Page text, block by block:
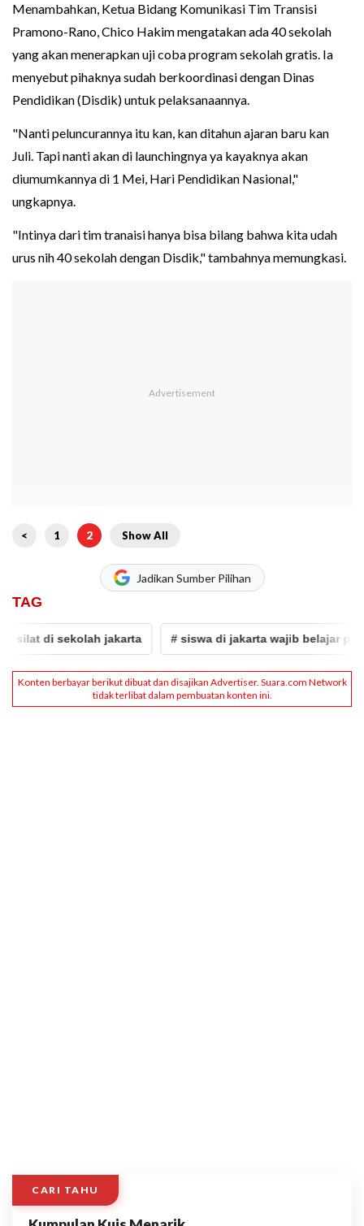
Menambahkan, Ketua Bidang Komunikasi Tim Transisi
Pramono-Rano, Chico Hakim mengatakan ada 40 sekolah
yang akan menerapkan uji coba program sekolah gratis. Ia
menyebut pihaknya sudah berkoordinasi dengan Dinas
Pendidikan (Disdik) untuk pelaksanaannya.
"Nanti peluncurannya itu kan, kan ditahun ajaran baru kan
Juli. Tapi nanti akan di launchingnya ya kayaknya akan
diumumkannya di 1 Mei, Hari Pendidikan Nasional,"
ungkapnya.
"Intinya dari tim tranaisi hanya bisa bilang bahwa kita udah
urus nih 40 sekolah dengan Disdik," tambahnya memungkasi.
< 1 2 Show All
Jadikan Sumber Pilihan
TAG
di sekolah jakarta # siswa di jakarta wajib belajar pencak
CARI TAHU